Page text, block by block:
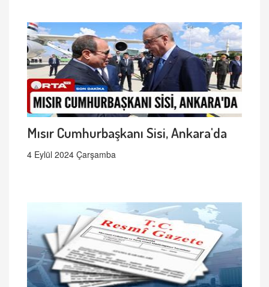
Mısır Cumhurbaşkanı Sisi, Ankara'da
4 Eylül 2024 Çarşamba